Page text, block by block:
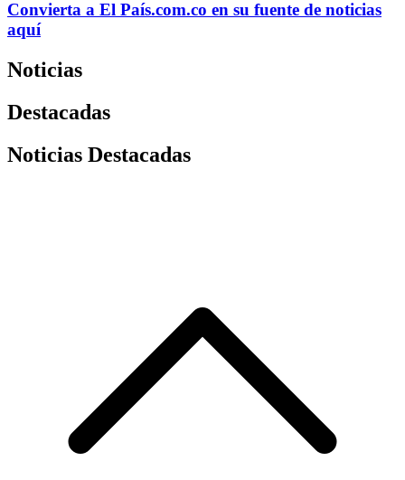
Convierta a El País.com.co en su fuente de noticias
aquí
Noticias
Destacadas
Noticias Destacadas